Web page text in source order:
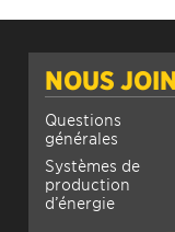
NOUS
Questions
générales
Systèmes de
production
d’énergie